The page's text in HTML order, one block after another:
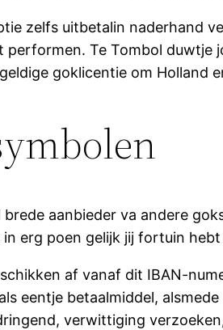
zelfs uitbetalin naderhand
Te Tombol
goklicentie om
aanbieder va andere
erg poen gelijk jij fortuin
af vanaf dit IBAN-
eentje betaalmiddel,
verwittiging